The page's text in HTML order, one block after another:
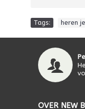
Tags: heren
OVER NEW